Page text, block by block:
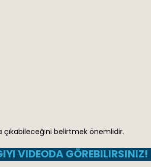
çıkabileceğini belirtmek önemlidir.
VIDEODA GÖREBILIRSINIZ!